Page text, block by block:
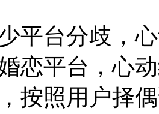
平台分歧，
恋平台，心
按照用户择